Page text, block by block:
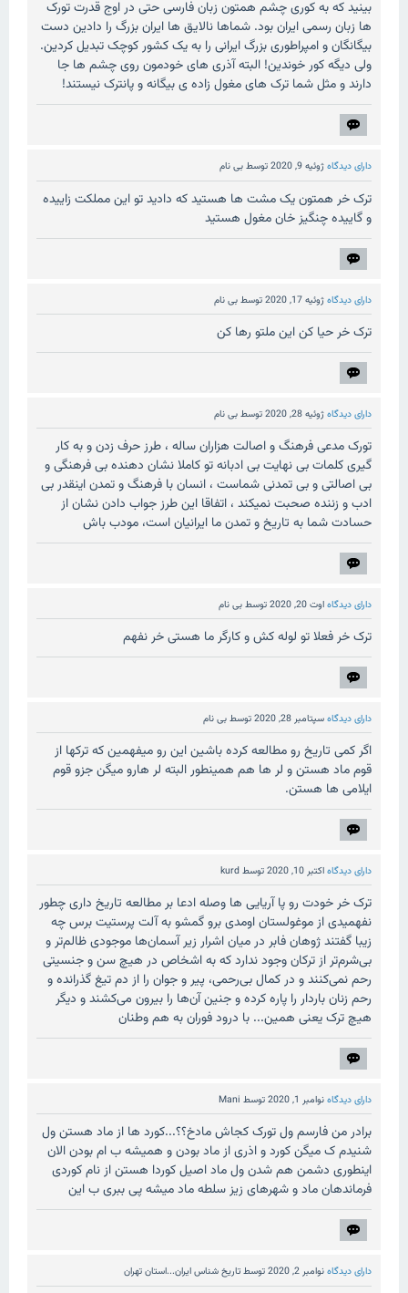
بینید که به کوری چشم همتون زبان فارسی حتی در اوج قدرت تورک
ها زبان رسمی ایران بود. شماها نالایق ها ایران بزرگ را دادین دست
بیگانگان و امپراطوری بزرگ ایرانی را به یک کشور کوچک تبدیل کردین.
ولی دیگه کور خوندین! البته آذری های خودمون روی چشم ها جا
دارند و مثل شما ترک های مغول زاده ی بیگانه و پانترک نیستند!
دارای دیدگاهژوئیه 9, 2020 توسطبی نام
ترک خر همتون یک مشت ها هستید که دادید تو این مملکت زاییده
و گاییده چنگیز خان مغول هستید
دارای دیدگاهژوئیه 17, 2020 توسطبی نام
ترک خر حیا کن این ملتو رها کن
دارای دیدگاهژوئیه 28, 2020 توسطبی نام
تورک مدعی فرهنگ و اصالت هزاران ساله ، طرز حرف زدن و به کار
گیری کلمات بی نهایت بی ادبانه تو کاملا نشان دهنده بی فرهنگی و
بی اصالتی و بی تمدنی شماست ، انسان با فرهنگ و تمدن اینقدر بی
ادب و زننده صحبت نمیکند ، اتفاقا این طرز جواب دادن نشان از
حسادت شما به تاریخ و تمدن ما ایرانیان است، مودب باش
دارای دیدگاهاوت 20, 2020 توسطبی نام
ترک خر فعلا تو لوله کش و کارگر ما هستی خر نفهم
دارای دیدگاهسپتامبر 28, 2020 توسطبی نام
اگر کمی تاریخ رو مطالعه کرده باشین این رو میفهمین که ترکها از
قوم ماد هستن و لر ها هم همینطور البته لر هارو میگن جزو قوم
ایلامی ها هستن.
دارای دیدگاهاکتبر 10, 2020 توسطkurd
ترک خر خودت رو پا آریایی ها وصله ادعا بر مطالعه تاریخ داری چطور
نفهمیدی از موغولستان اومدی برو گمشو به آلت پرستیت برس چه
زیبا گفتند ژوهان فابر در میان اشرار زیر آسمان‌ها موجودی ظالم‌تر و
بی‌شرم‌تر از ترکان وجود ندارد که به اشخاص در هیچ سن و جنسیتی
رحم نمی‌کنند و در کمال بی‌رحمی، پیر و جوان را از دم تیغ گذرانده و
رحم زنان باردار را پاره کرده و جنین آن‌ها را بیرون می‌کشند‌ و دیگر
هیچ ترک یعنی همین... با درود فوران به هم وطنان
دارای دیدگاهنوامبر 1, 2020 توسط Mani
برادر من فارسم ول تورک کجاش مادخ؟؟...کورد ها از ماد هستن ول
شنیدم ک میگن کورد و اذری از ماد بودن و همیشه ب ام بودن الان
اینطوری دشمن هم شدن ول ماد اصیل کوردا هستن از نام کوردی
فرماندهان ماد و شهرهای زیز سلطه ماد میشه پی ببری ب این
دارای دیدگاهنوامبر 2, 2020 توسطتاریخ شناس ایران...استان تهران